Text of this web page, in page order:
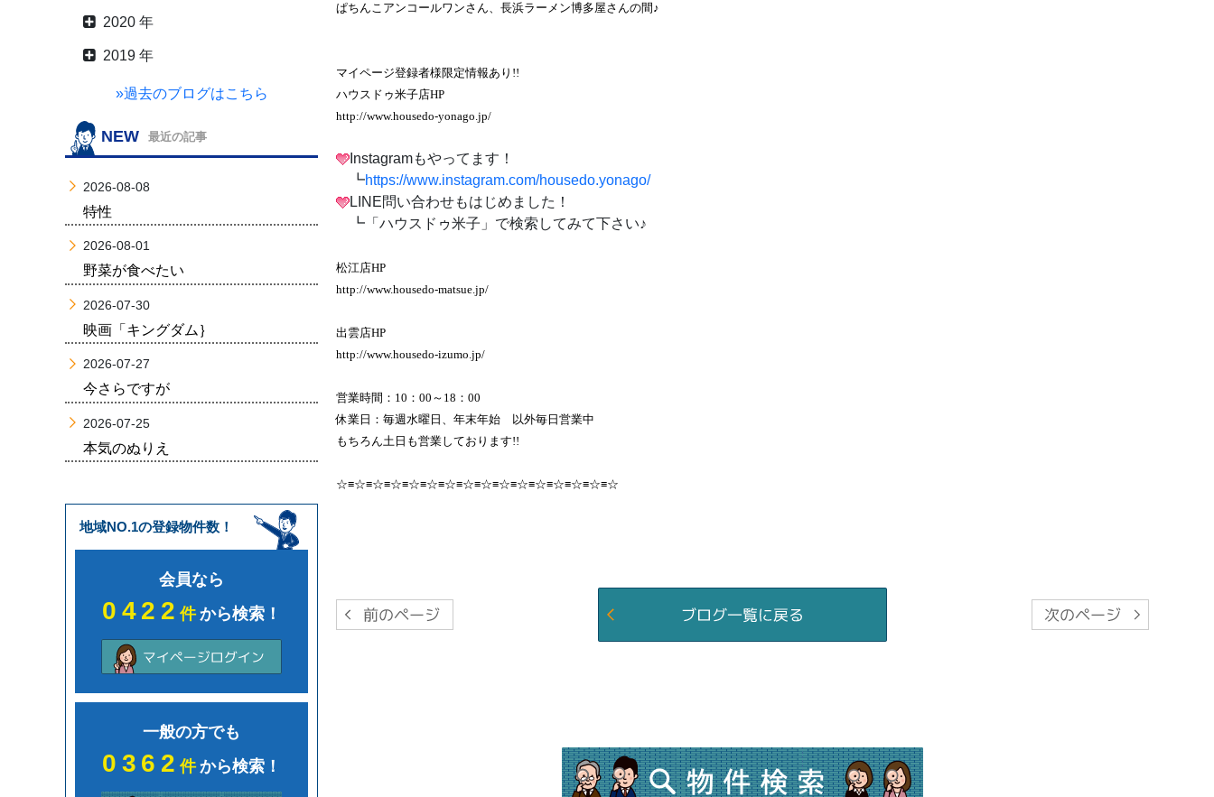
ぱちんこアンコールワンさん、長浜ラーメン博多屋さんの間♪
マイページ登録者様限定情報あり!!
ハウスドゥ米子店HP
http://www.housedo-yonago.jp/
Instagramもやってます！
┗https://www.instagram.com/housedo.yonago/
LINE問い合わせもはじめました！
┗「ハウスドゥ米子」で検索してみて下さい♪
松江店HP
http://www.housedo-matsue.jp/
出雲店HP
http://www.housedo-izumo.jp/
営業時間：10：00～18：00
休業日：毎週水曜日、年末年始 以外毎日営業中
もちろん土日も営業しております!!
☆≡☆≡☆≡☆≡☆≡☆≡☆≡☆≡☆≡☆≡☆≡☆≡☆≡☆≡☆≡☆
2020 年
2019 年
»過去のブログはこちら
NEW 最近の記事
2026-08-08
特性
2026-08-01
野菜が食べたい
2026-07-30
映画「キングダム｝
2026-07-27
今さらですが
2026-07-25
本気のぬりえ
地域NO.1の登録物件数！
会員なら
0422件から検索！
一般の方でも
0362件から検索！